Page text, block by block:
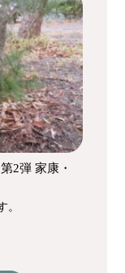
2弾 家康・
。